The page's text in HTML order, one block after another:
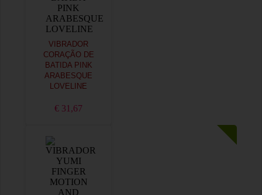
VIBRADOR
CORAÇÃO DE
BATIDA PINK
ARABESQUE
LOVELINE
€ 31,67